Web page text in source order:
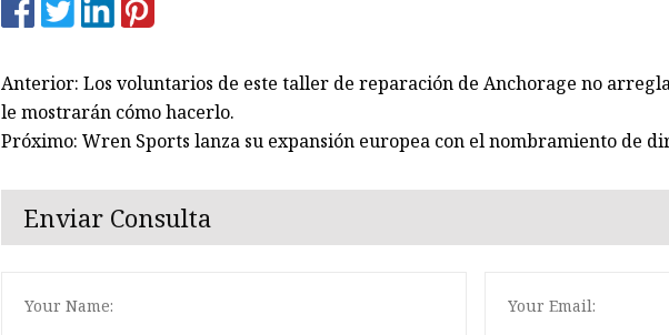
Anterior: Los voluntarios de este taller de reparación de Anchorage no
le mostrarán cómo hacerlo.
Próximo: Wren Sports lanza su expansión europea con el nombramiento de
Enviar Consulta